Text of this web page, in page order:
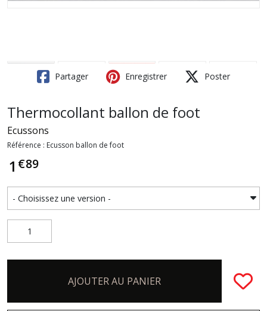
Partager Enregistrer Poster
Thermocollant ballon de foot
Ecussons
Référence : Ecusson ballon de foot
1 €89
AJOUTER AU PANIER